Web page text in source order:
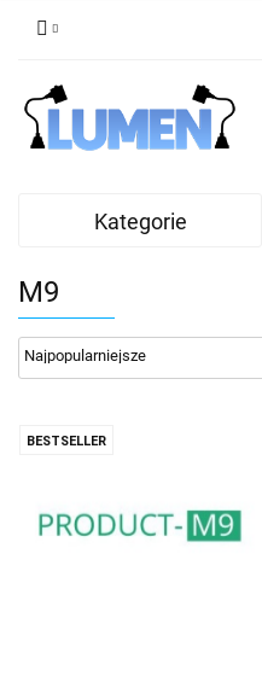
Kategorie
M9
BESTSELLER